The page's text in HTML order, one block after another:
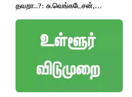
தவறா..?: சு.வெங்கடேசன்,